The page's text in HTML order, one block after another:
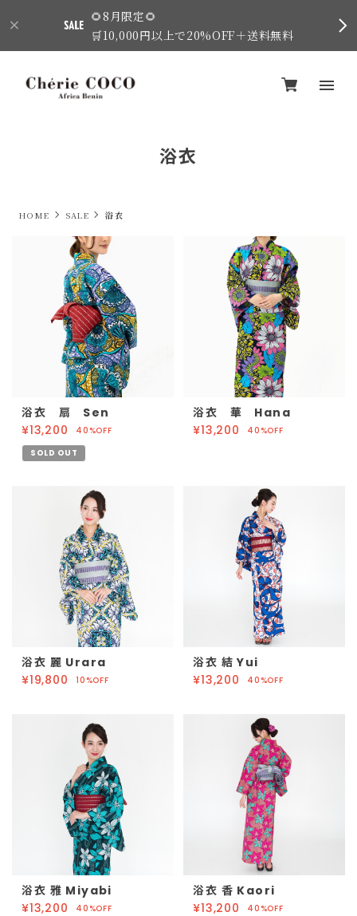
🌻8月限定🌻
🛒10,000円以上で20%OFF＋送料無料
浴衣
HOME SALE 浴衣
浴衣 扇 Sen
¥13,200
40%OFF
SOLD OUT
浴衣 華 Hana
¥13,200
40%OFF
浴衣 麗 Urara
¥19,800
10%OFF
浴衣 結 Yui
¥13,200
40%OFF
浴衣 雅 Miyabi
¥13,200
40%OFF
浴衣 香 Kaori
¥13,200
40%OFF